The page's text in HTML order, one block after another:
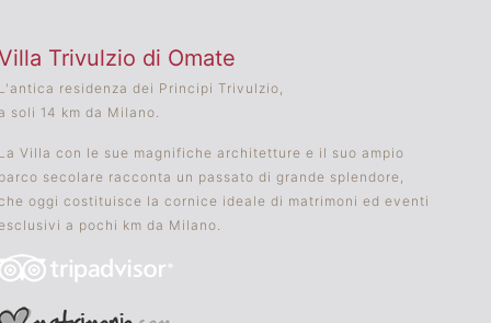
Trivulzio di Omate
residenza dei Principi Trivulzio,
soli 14 km da Milano.
Villa con le sue magnifiche architetture e il suo ampio
secolare racconta un passato di grande splendore,
oggi costituisce la cornice ideale di matrimoni ed eventi
a pochi km da Milano.